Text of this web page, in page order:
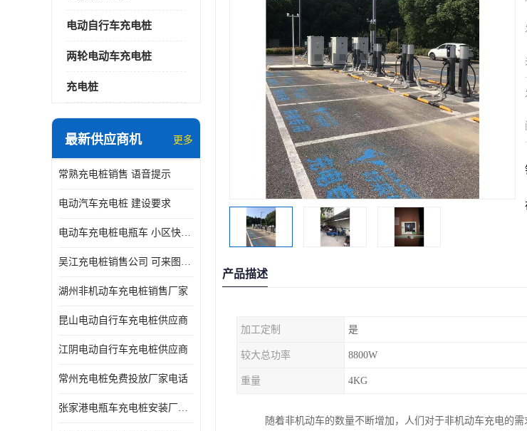
电动自行车充电桩
两轮电动车充电桩
充电桩
最新供应商机 更多
常熟充电桩销售 语音提示
电动汽车充电桩 建设要求
电动车充电桩电瓶车 小区快速电动自行车充电站
吴江充电桩销售公司 可来图定制
湖州非机动车充电桩销售厂家
昆山电动自行车充电桩供应商
江阴电动自行车充电桩供应商
常州充电桩免费投放厂家电话
张家港电瓶车充电桩安装厂家电话
产品描述
加工定制 是
较大总功率 8800W
重量 4KG
随着非机动车的数量不断增加，人们对于非机动车充电的